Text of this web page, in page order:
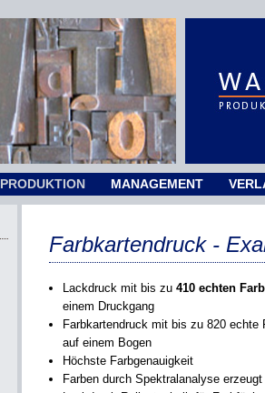
PRODUKTION MANAGEMENT
Farbkartendruck -
Lackdruck mit bis zu 410 echten
einem Druckgang
Farbkartendruck mit bis zu 820 echte
auf einem Bogen
Höchste Farbgenauigkeit
Farben durch Spektralanalyse erzeugt